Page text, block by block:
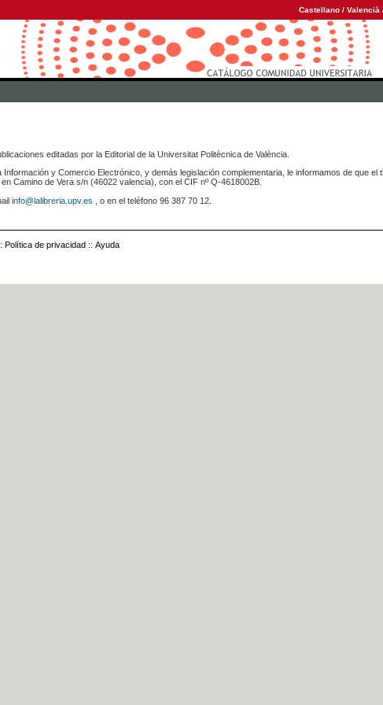
Castellano / Valencià
editadas por la Editorial de la Universitat Politècnica de València.
y Comercio Electrónico, y demás legislación complementaria, le informamos de que el
Camino de Vera s/n (46022 valencia), con el CIF nº Q-4618002B.
info@lalibreria.upv.es , o en el teléfono 96 387 70 12.
Política de privacidad :: Ayuda